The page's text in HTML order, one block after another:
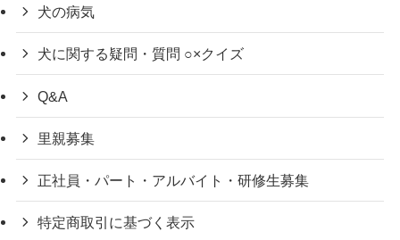
犬の病気
犬に関する疑問・質問 ○×クイズ
Q&A
里親募集
正社員・パート・アルバイト・研修生募集
特定商取引に基づく表示